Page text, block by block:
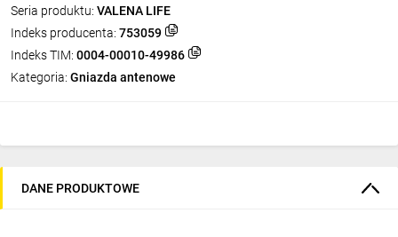
Seria produktu: VALENA LIFE
Indeks producenta: 753059
Indeks TIM: 0004-00010-49986
Kategoria: Gniazda antenowe
DANE PRODUKTOWE